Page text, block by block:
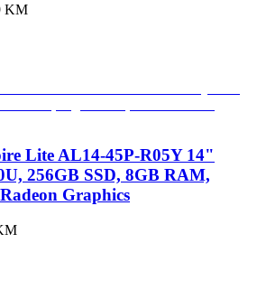
KM
Lite AL14-45P-R05Y 14"
256GB SSD, 8GB RAM,
Graphics